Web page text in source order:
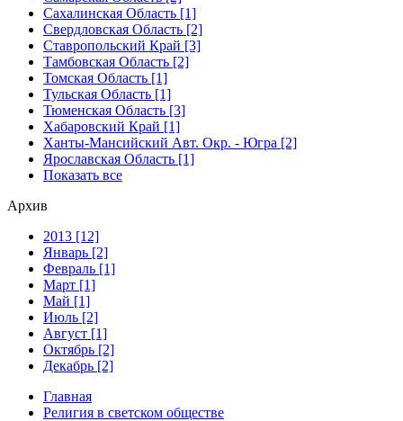
Сахалинская Область [1]
Свердловская Область [2]
Ставропольский Край [3]
Тамбовская Область [2]
Томская Область [1]
Тульская Область [1]
Тюменская Область [3]
Хабаровский Край [1]
Ханты-Мансийский Авт. Окр. - Югра [2]
Ярославская Область [1]
Показать все
Архив
2013 [12]
Январь [2]
Февраль [1]
Март [1]
Май [1]
Июль [2]
Август [1]
Октябрь [2]
Декабрь [2]
Главная
Религия в светском обществе